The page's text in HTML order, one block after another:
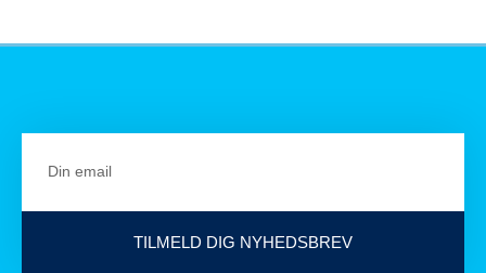
TILMELD DIG NYHEDSBREV